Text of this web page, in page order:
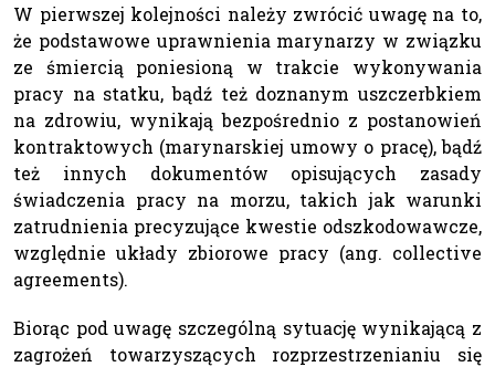
W pierwszej kolejności należy zwrócić uwagę na to,
że podstawowe uprawnienia marynarzy w związku
ze śmiercią poniesioną w trakcie wykonywania
pracy na statku, bądź też doznanym uszczerbkiem
na zdrowiu, wynikają bezpośrednio z postanowień
kontraktowych (marynarskiej umowy o pracę), bądź
też innych dokumentów opisujących zasady
świadczenia pracy na morzu, takich jak warunki
zatrudnienia precyzujące kwestie odszkodowawcze,
względnie układy zbiorowe pracy (ang. collective
agreements).
Biorąc pod uwagę szczególną sytuację wynikającą z
zagrożeń towarzyszących rozprzestrzenianiu się